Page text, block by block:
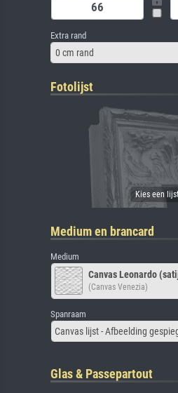
Extra rand
0 cm rand
Fotolijst
Medium en brancard
Medium
Canvas Leonardo
(Canvas Venezia)
Spanraam
Glas & Passepartout